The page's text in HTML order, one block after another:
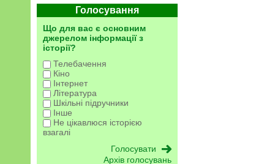
Голосування
Що для вас є основним
джерелом інформації з
історії?
Телебачення
Кіно
Інтернет
Література
Шкільні підручники
Інше
Не цікавлюся історією
взагалі
Архів голосувань